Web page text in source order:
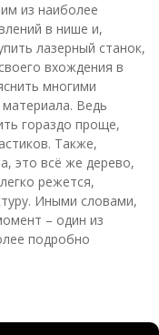
из наиболее
в нише и,
лазерный станок,
вхождения в
многими
Ведь
гораздо проще,
Также,
это всё же дерево,
режется,
Иными словами,
– один из
подробно